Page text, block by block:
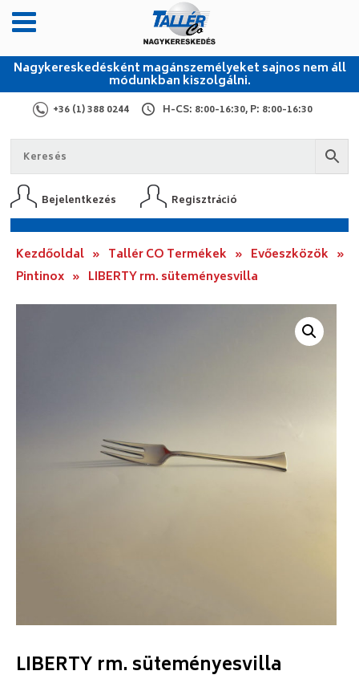
Nagykereskedésként magánszemélyeket sajnos nem áll
módunkban kiszolgálni.
+36 (1) 388 0244 H-CS: 8:00-16:30, P: 8:00-16:30
Bejelentkezés Regisztráció
Kezdőoldal » Tallér CO Termékek » Evőeszközök »
Pintinox » LIBERTY rm. süteményesvilla
LIBERTY rm. süteményesvilla